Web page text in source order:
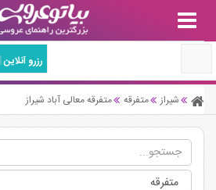
رزرو آنلاین
شیراز متفرقه متفرقه معالی آباد شیراز